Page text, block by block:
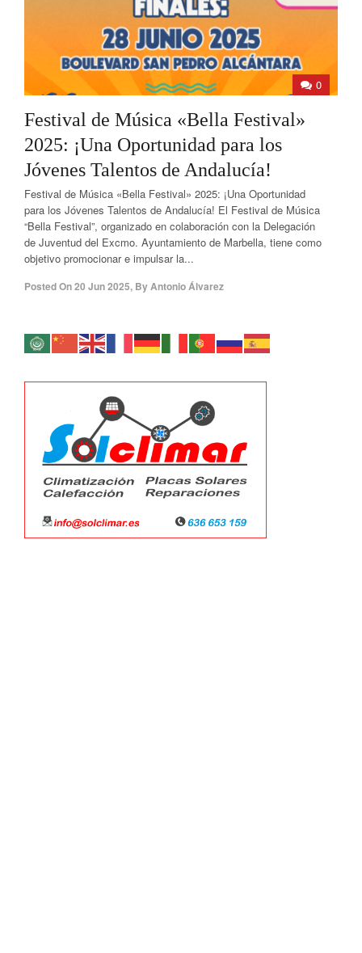
0
Festival de Música «Bella Festival»
2025: ¡Una Oportunidad para los
Jóvenes Talentos de Andalucía!
Festival de Música «Bella Festival» 2025: ¡Una Oportunidad
para los Jóvenes Talentos de Andalucía! El Festival de Música
“Bella Festival”, organizado en colaboración con la Delegación
de Juventud del Excmo. Ayuntamiento de Marbella, tiene como
objetivo promocionar e impulsar la...
Posted On20 Jun 2025, ByAntonio Álvarez